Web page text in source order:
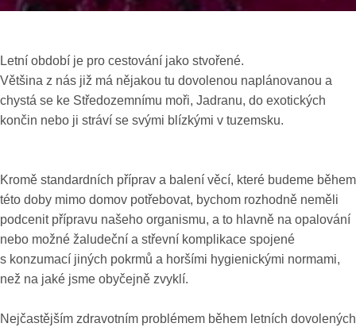
Letní období je pro cestování jako stvořené.
Většina z nás již má nějakou tu dovolenou naplánovanou a
chystá se ke Středozemnímu moři, Jadranu, do exotických
končin nebo ji stráví se svými blízkými v tuzemsku.
Kromě standardních příprav a balení věcí, které budeme během
této doby mimo domov potřebovat, bychom rozhodně neměli
podcenit přípravu našeho organismu, a to hlavně na opalování
nebo možné žaludeční a střevní komplikace spojené
s konzumací jiných pokrmů a horšími hygienickými normami,
než na jaké jsme obyčejně zvyklí.
Nejčastějším zdravotním problémem během letních dovolených